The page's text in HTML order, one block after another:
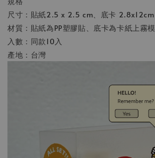
尺寸：貼紙2.5 x 2.5 cm、底卡 2.8x12cm
材質：貼紙為PP塑膠貼、底卡為卡紙上霧模
入數：同款10入
產地：台灣